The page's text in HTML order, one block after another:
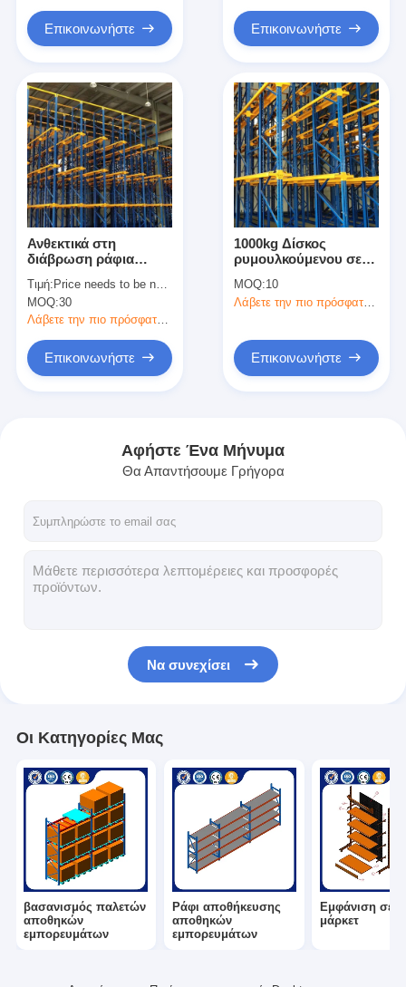
Προϊόντα
Βίντεο
Σχετικά με εμάς
Επισκεψή εργοστασίου
Έλεγχος Ποιότητας
Επικοινωνήστε μαζί μας
Εμφάνιση σε σούπερ μάρκετ
Push Back Racking
Ραδιο βασανισμός σαϊτών
πολύ στενό διαδρόμου
Ράφι με ημιώθιο
Πλατφόρμα δομών χάλυβα
HDPE πλαστική παλέτα
Επικοινωνήστε Επικοινωνήστε
Ανθεκτικά στη
διάβρωση ράφια
αποθεμάτων με υψηλή
χωρητικότητα βάρους
Τιμή: Price needs to be negotiated
MOQ:30
Λάβετε την πιο πρόσφατη τιμή
Επικοινωνήστε
1000kg Δίσκος
ρυμουλκούμενου σε
Προσαρμοσμένη
χρωματική κίνηση
MOQ:10
Επικοινωνήστε
Αφήστε Ένα Μήνυμα
Θα Απαντήσουμε Γρήγορα
Να συνεχίσει
Οι Κατηγορίες Μας
βασανισμός παλετών
αποθηκών
εμπορευμάτων
Ράφι αποθήκευσης
αποθηκών
εμπορευμάτων
Εμφάνιση σε
μάρκετ